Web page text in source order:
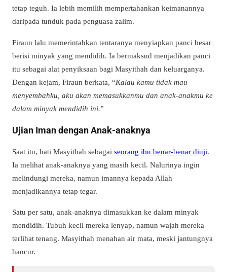
tetap teguh. Ia lebih memilih mempertahankan keimanannya
daripada tunduk pada penguasa zalim.
Firaun lalu memerintahkan tentaranya menyiapkan panci besar
berisi minyak yang mendidih. Ia bermaksud menjadikan panci
itu sebagai alat penyiksaan bagi Masyithah dan keluarganya.
Dengan kejam, Firaun berkata, “Kalau kamu tidak mau
menyembahku, aku akan memasukkanmu dan anak-anakmu ke
dalam minyak mendidih ini.”
Ujian Iman dengan Anak-anaknya
Saat itu, hati Masyithah sebagai seorang ibu benar-benar diuji.
Ia melihat anak-anaknya yang masih kecil. Nalurinya ingin
melindungi mereka, namun imannya kepada Allah
menjadikannya tetap tegar.
Satu per satu, anak-anaknya dimasukkan ke dalam minyak
mendidih. Tubuh kecil mereka lenyap, namun wajah mereka
terlihat tenang. Masyithah menahan air mata, meski jantungnya
hancur.